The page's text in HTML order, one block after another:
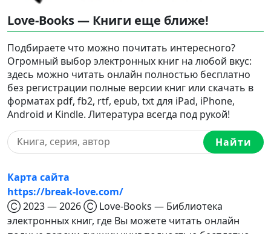
Love-Books — Книги еще ближе!
Подбираете что можно почитать интересного?
Огромный выбор электронных книг на любой вкус:
здесь можно читать онлайн полностью бесплатно
без регистрации полные версии книг или скачать в
форматах pdf, fb2, rtf, epub, txt для iPad, iPhone,
Android и Kindle. Литература всегда под рукой!
Найти
Карта сайта
https://break-love.com/
Ⓒ 2023 — 2026 Ⓒ Love-Books — Библиотека
электронных книг, где Вы можете читать онлайн
полные версии лучших книг полностью бесплатно